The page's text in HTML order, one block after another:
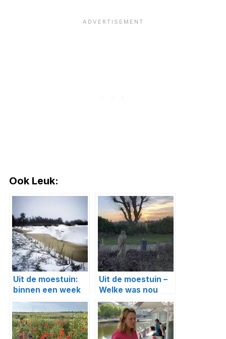
Ook Leuk:
Uit de moestuin:
binnen een week
van winter naar
lente
Uit de moestuin –
Welke was nou
heftiger, storm
Bella of Evert?